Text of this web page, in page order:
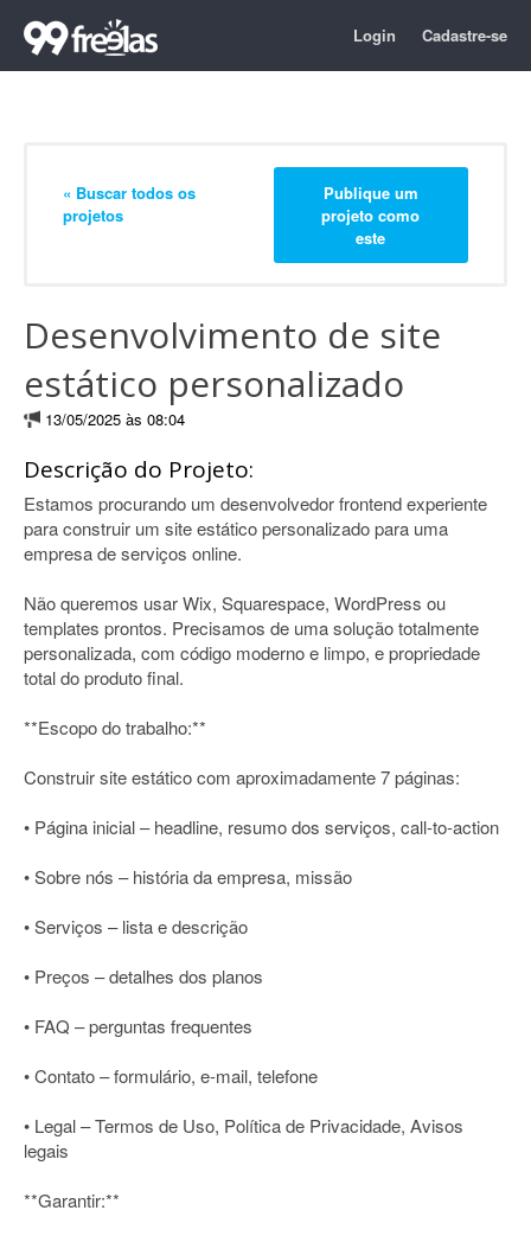
Login Cadastre-se
« Buscar todos os
projetos
Publique um
projeto como
este
Desenvolvimento de site
estático personalizado
13/05/2025 às 08:04
Descrição do Projeto:
Estamos procurando um desenvolvedor frontend experiente
para construir um site estático personalizado para uma
empresa de serviços online.
Não queremos usar Wix, Squarespace, WordPress ou
templates prontos. Precisamos de uma solução totalmente
personalizada, com código moderno e limpo, e propriedade
total do produto final.
**Escopo do trabalho:**
Construir site estático com aproximadamente 7 páginas:
• Página inicial – headline, resumo dos serviços, call-to-action
• Sobre nós – história da empresa, missão
• Serviços – lista e descrição
• Preços – detalhes dos planos
• FAQ – perguntas frequentes
• Contato – formulário, e-mail, telefone
• Legal – Termos de Uso, Política de Privacidade, Avisos
legais
**Garantir:**